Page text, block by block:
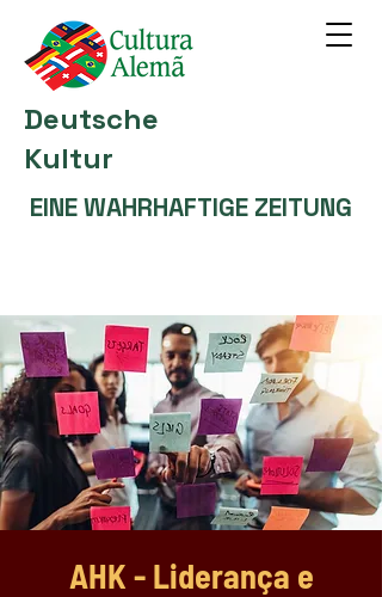
Deutsche
Kultur
EINE WAHRHAFTIGE ZEITUNG
AHK - Liderança e